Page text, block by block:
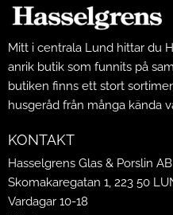
Mitt i centrala Lund hittar du
anrik butik som funnits på
butiken finns ett stort
husgeråd från många kända
KONTAKT
Hasselgrens Glas & Porslin AB
Skomakaregatan 1, 223 50
Vardagar 10-18